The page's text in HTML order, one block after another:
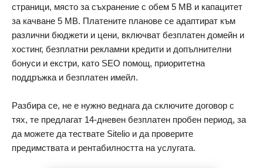
страници, място за съхранение с обем 5 MB и капацитет
за качване 5 MB. Платените планове се адаптират към
различни бюджети и цени, включват безплатен домейн и
хостинг, безплатни рекламни кредити и допълнителни
бонуси и екстри, като SEO помощ, приоритетна
поддръжка и безплатен имейл.
Разбира се, не е нужно веднага да сключите договор с
тях, те предлагат 14-дневен безплатен пробен период, за
да можете да тествате Sitelio и да проверите
предимствата и рентабилността на услугата.